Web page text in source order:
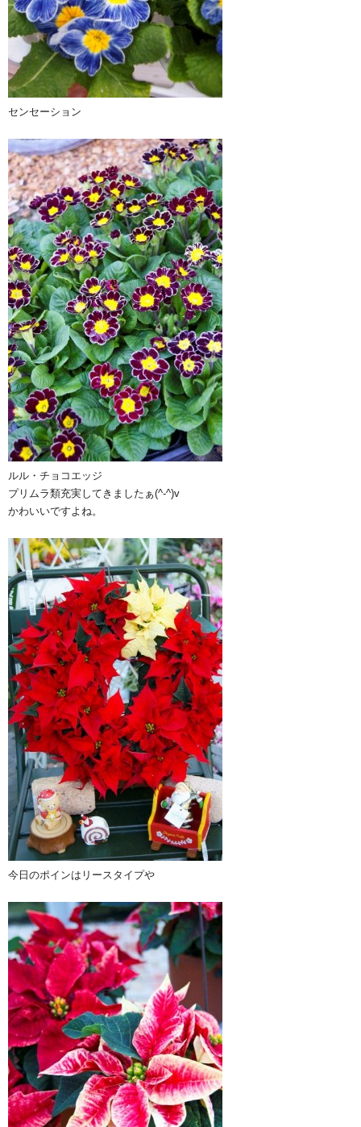
センセーション
ルル・チョコエッジ
プリムラ類充実してきましたぁ(^-^)v
かわいいですよね。
今日のポインはリースタイプや